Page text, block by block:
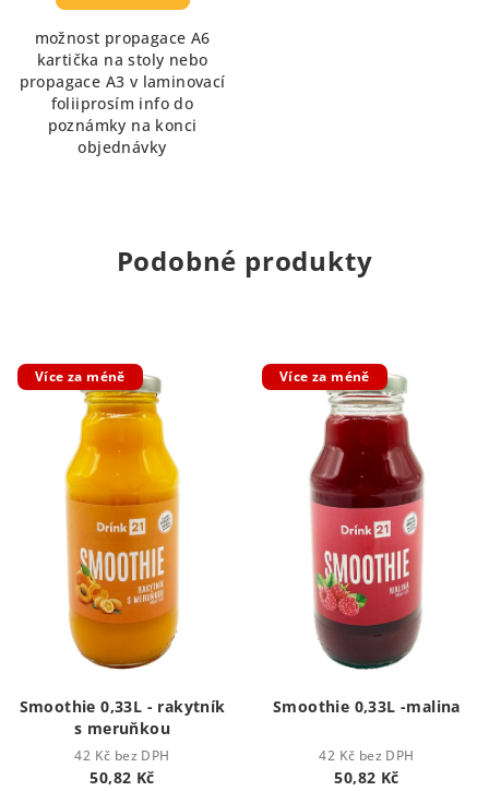
z
5
hvězdiček.
možnost propagace A6
kartička na stoly nebo
propagace A3 v laminovací
foliiprosím info do
poznámky na konci
objednávky
Podobné produkty
Více za méně
Smoothie 0,33L - rakytník
s meruňkou
42 Kč bez DPH
50,82 Kč
Více za méně
Smoothie 0,33L -malina
42 Kč bez DPH
50,82 Kč